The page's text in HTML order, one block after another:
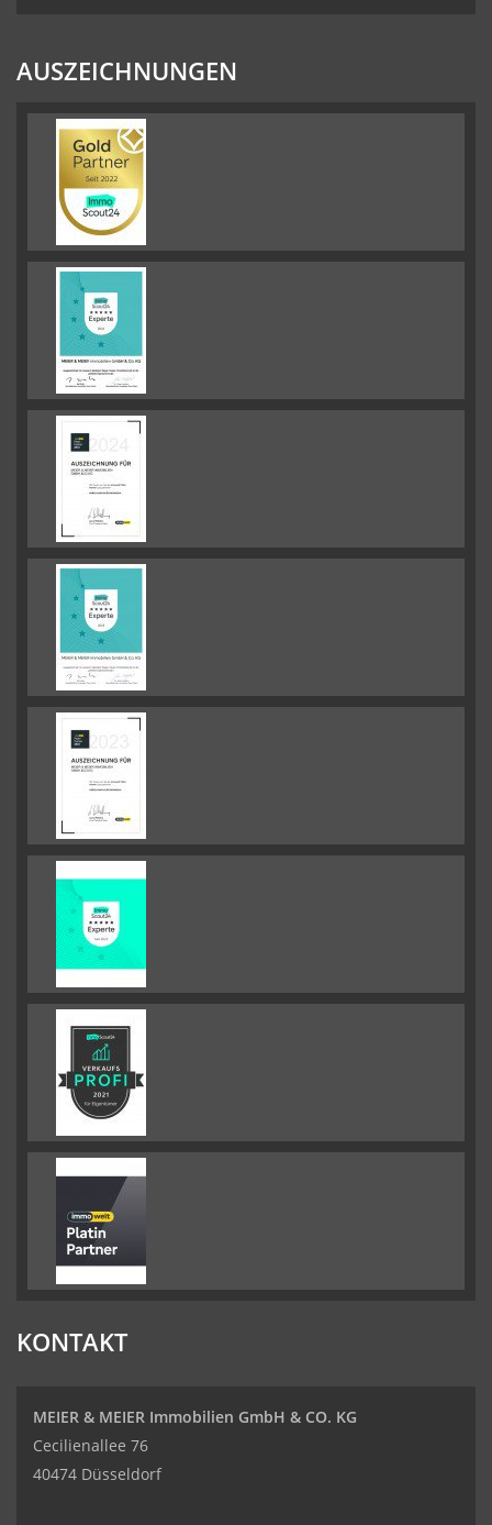
AUSZEICHNUNGEN
KONTAKT
MEIER & MEIER Immobilien GmbH & CO. KG
Cecilienallee 76
40474 Düsseldorf